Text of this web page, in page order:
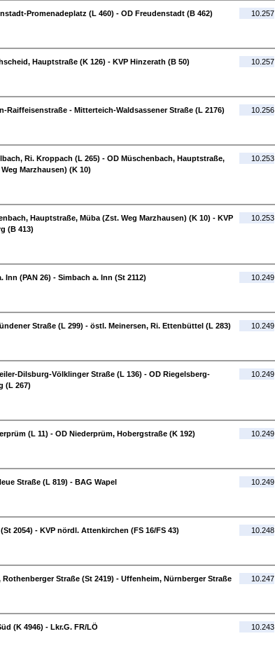
Promenadeplatz (L 460) - OD Freudenstadt (B 462)
10.257
Hauptstraße (K 126) - KVP Hinzerath (B 50)
10.257
Raiffeisenstraße - Mitterteich-Waldsassener Straße (L 2176)
10.256
Ri. Kroppach (L 265) - OD Müschenbach, Hauptstraße,
Marzhausen) (K 10)
10.253
Hauptstraße, Müba (Zst. Weg Marzhausen) (K 10) - KVP
(B 413)
10.253
Inn (PAN 26) - Simbach a. Inn (St 2112)
10.249
Straße (L 299) - östl. Meinersen, Ri. Ettenbüttel (L 283)
10.249
Dilsburg-Völklinger Straße (L 136) - OD Riegelsberg-
(L 267)
10.249
(L 11) - OD Niederprüm, Hobergstraße (K 192)
10.249
Straße (L 819) - BAG Wapel
10.249
2054) - KVP nördl. Attenkirchen (FS 16/FS 43)
10.248
Straße (St 2419) - Uffenheim, Nürnberger Straße
10.247
(K 4946) - Lkr.G. FR/LÖ
10.243